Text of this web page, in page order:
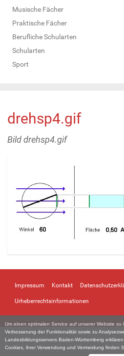
Um einen optimalen Service auf unserer Website
Verbesserung der Funktionalität sowie zu
Landesbildungsservers Baden-Württemberg
Cookies, ihrer Verwendung und Vermeidung finden
Musische Fächer
Praktische Fächer
Berufliche Schularten
Schularten
Sport
drehsp4.gif
Bild drehsp4.gif
e
g
e
d
i
Impressum Kontakt
Urheberrechtsinformationen